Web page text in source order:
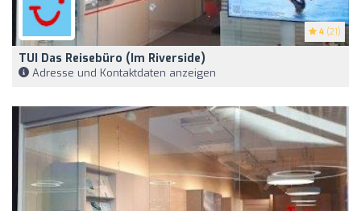
4 (21)
TUI Das Reisebüro (im Riverside)
Adresse und Kontaktdaten anzeigen